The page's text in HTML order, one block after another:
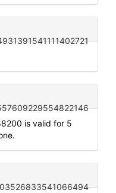
is valid for 5